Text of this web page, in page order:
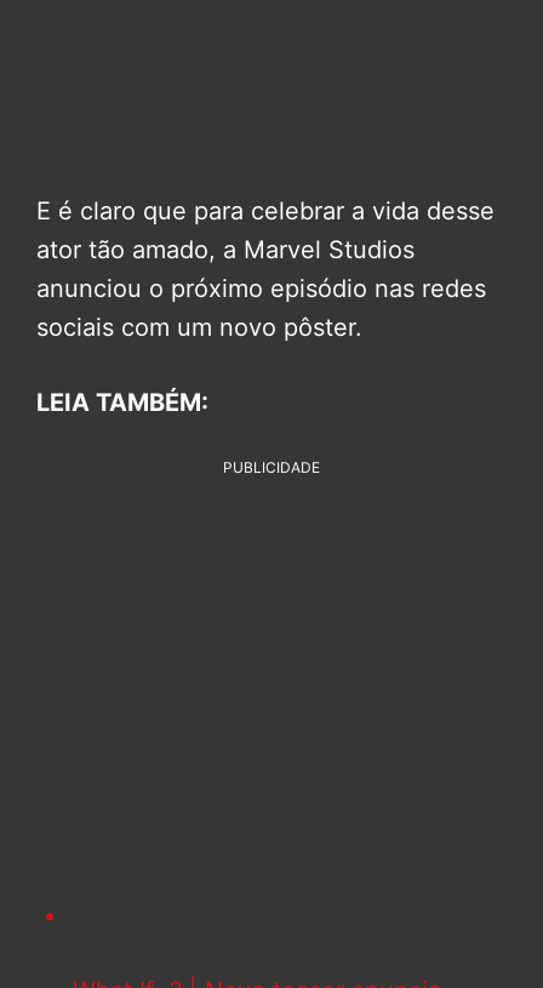
E é claro que para celebrar a vida desse
ator tão amado, a Marvel Studios
anunciou o próximo episódio nas redes
sociais com um novo pôster.
LEIA TAMBÉM:
PUBLICIDADE